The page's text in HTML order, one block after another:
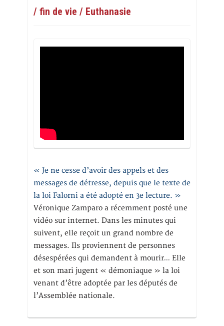
/ fin de vie / Euthanasie
« Je ne cesse d’avoir des appels et des
messages de détresse, depuis que le texte de
la loi Falorni a été adopté en 3e lecture. »
Véronique Zamparo a récemment posté une
vidéo sur internet. Dans les minutes qui
suivent, elle reçoit un grand nombre de
messages. Ils proviennent de personnes
désespérées qui demandent à mourir… Elle
et son mari jugent « démoniaque » la loi
venant d’être adoptée par les députés de
l’Assemblée nationale.